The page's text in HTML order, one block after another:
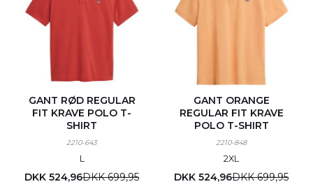
GANT RØD REGULAR
FIT KRAVE POLO T-
SHIRT
2210-643
L
DKK 524,96DKK 699,95
GANT ORANGE
REGULAR FIT KRAVE
POLO T-SHIRT
2210-848
2XL
DKK 524,96DKK 699,95